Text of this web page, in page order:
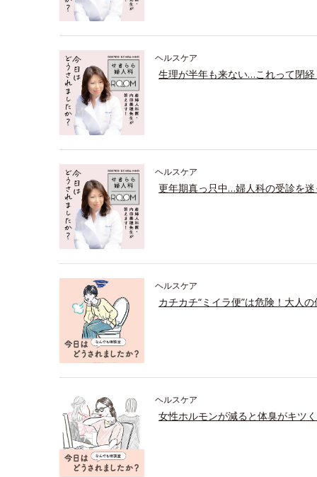
ヘルスケア
生理が半年も来ない…これって閉経
ヘルスケア
更年期真っ只中…婦人科の受診を
ヘルスケア
カチカチ“ミイラ便”は危険！大人
ヘルスケア
女性ホルモンが減ると体臭がキツ